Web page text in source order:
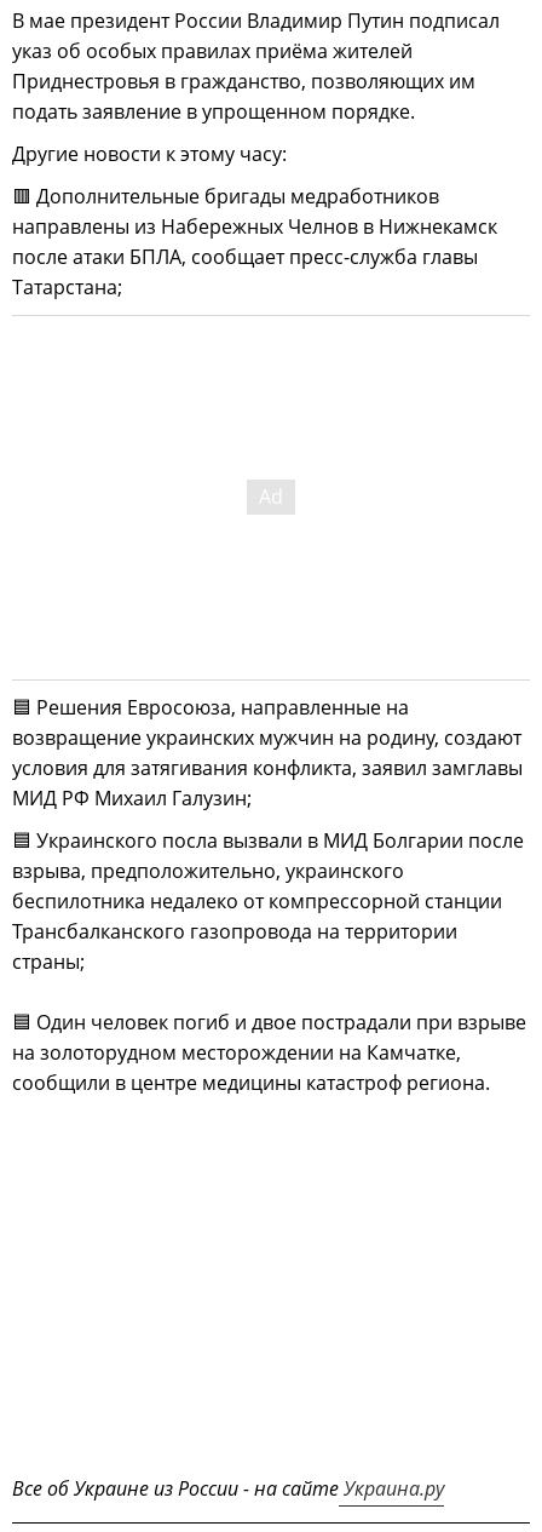
В мае президент России Владимир Путин подписал
указ об особых правилах приёма жителей
Приднестровья в гражданство, позволяющих им
подать заявление в упрощенном порядке.
Другие новости к этому часу:
🟥 Дополнительные бригады медработников
направлены из Набережных Челнов в Нижнекамск
после атаки БПЛА, сообщает пресс-служба главы
Татарстана;
🟦 Решения Евросоюза, направленные на
возвращение украинских мужчин на родину, создают
условия для затягивания конфликта, заявил замглавы
МИД РФ Михаил Галузин;
🟦 Украинского посла вызвали в МИД Болгарии после
взрыва, предположительно, украинского
беспилотника недалеко от компрессорной станции
Трансбалканского газопровода на территории
страны;
🟦 Один человек погиб и двое пострадали при взрыве
на золоторудном месторождении на Камчатке,
сообщили в центре медицины катастроф региона.
Все об Украине из России - на сайтеУкраина.ру